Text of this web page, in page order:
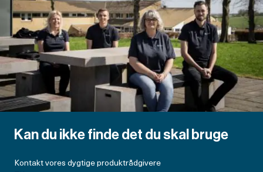
Kan du ikke finde det du skal bruge
Kontakt vores dygtige produktrådgivere